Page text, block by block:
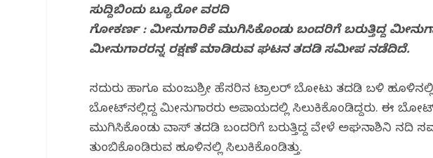
c
e
b
o
o
k
itt
e
r
at
s
A
p
p
e
g
ra
m
ar
e
ಸುದ್ದಿಬಿಂದು ಬ್ಯೂರೋ ವರದಿ
ಗೋಕರ್ಣ : ಮೀನುಗಾರಿಕೆ ಮುಗಿಸಿಕೊಂಡು ಬಂದರಿಗೆ ಬರುತ್ತಿದ್ದ
ಮೀನುಗಾರರನ್ನ ರಕ್ಷಣೆ ಮಾಡಿರುವ ಘಟನ ತದಡಿ ಸಮೀಪ ನಡೆದಿದೆ.
ಸದ್ಗುರು ಹಾಗೂ ಮಂಜುಶ್ರೀ ಹೆಸರಿನ ಟ್ರಾಲರ್ ಬೋಟು ತದಡಿ ಬಳಿ ಹೂಳಿನಲ್ಲಿ
ಬೋಟ್‌ನಲ್ಲಿದ್ದ ಮೀನುಗಾರರು ಅಪಾಯದಲ್ಲಿ ಸಿಲುಕಿಕೊಂಡಿದ್ದರು. ಈ ಬೋಟ್
ಮುಗಿಸಿಕೊಂಡು ವಾಸ್ ತದಡಿ ಬಂದರಿಗೆ ಬರುತ್ತಿದ್ದ ವೇಳೆ ಅಘನಾಶಿನಿ ನದಿ
ತುಂಬಿಕೊಂಡಿರುವ ಹೂಳಿನಲ್ಲಿ ಸಿಲುಕಿಕೊಂಡಿತ್ತು.